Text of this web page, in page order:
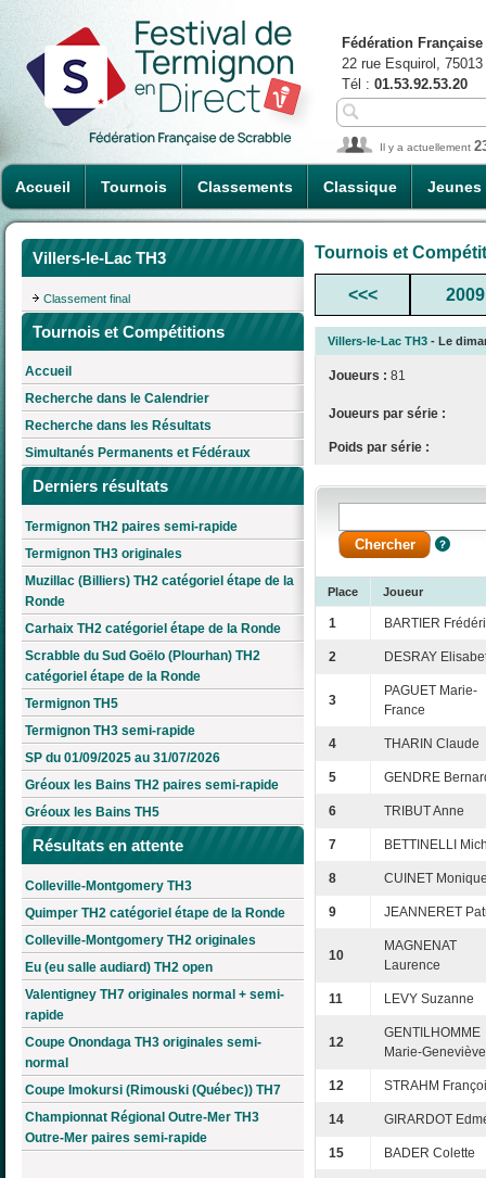
Accueil Tournois Classements Classique Jeunes
Fédération
22 rue Esquirol,
Tél : 01.53.92.53.20
Il y a actuellement
Villers-le-Lac TH3
Classement final
Tournois et Compétitions
Accueil
Recherche dans le Calendrier
Recherche dans les Résultats
Simultanés Permanents et Fédéraux
Derniers résultats
Termignon TH2 paires semi-rapide
Termignon TH3 originales
Muzillac (Billiers) TH2 catégoriel étape de la
Ronde
Carhaix TH2 catégoriel étape de la Ronde
Scrabble du Sud Goëlo (Plourhan) TH2
catégoriel étape de la Ronde
Termignon TH5
Termignon TH3 semi-rapide
SP du 01/09/2025 au 31/07/2026
Gréoux les Bains TH2 paires semi-rapide
Gréoux les Bains TH5
Résultats en attente
Colleville-Montgomery TH3
Quimper TH2 catégoriel étape de la Ronde
Colleville-Montgomery TH2 originales
Eu (eu salle audiard) TH2 open
Valentigney TH7 originales normal + semi-
rapide
Coupe Onondaga TH3 originales semi-
normal
Coupe Imokursi (Rimouski (Québec)) TH7
Championnat Régional Outre-Mer TH3
Outre-Mer paires semi-rapide
Tournois et
<<< 2009
Villers-le-Lac TH3 - Le
Joueurs : 81
Joueurs par série :
Poids par série :
Place Joueur
1 BARTIER
2 DESRAY
3
PAGUET Marie-
France
4 THARIN Claude
5 GENDRE
6 TRIBUT Anne
7 BETTINELLI
8 CUINET
9 JEANNERET
10
MAGNENAT
Laurence
11 LEVY Suzanne
12
GENTILHOMME
Marie-Geneviève
12 STRAHM
14 GIRARDOT
15 BADER Colette